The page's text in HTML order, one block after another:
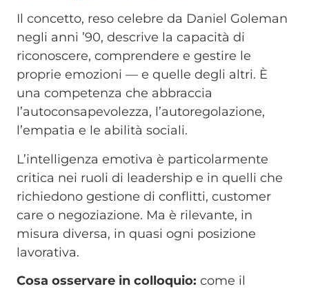
Il concetto, reso celebre da Daniel Goleman
negli anni ’90, descrive la capacità di
riconoscere, comprendere e gestire le
proprie emozioni — e quelle degli altri. È
una competenza che abbraccia
l’autoconsapevolezza, l’autoregolazione,
l’empatia e le abilità sociali.
L’intelligenza emotiva è particolarmente
critica nei ruoli di leadership e in quelli che
richiedono gestione di conflitti, customer
care o negoziazione. Ma è rilevante, in
misura diversa, in quasi ogni posizione
lavorativa.
Cosa osservare in colloquio: come il